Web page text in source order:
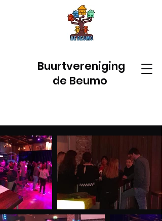
Buurtvereniging
de Beumo